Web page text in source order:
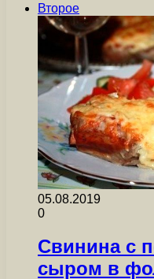
Второе
05.08.2019
0
Свинина с
сыром в